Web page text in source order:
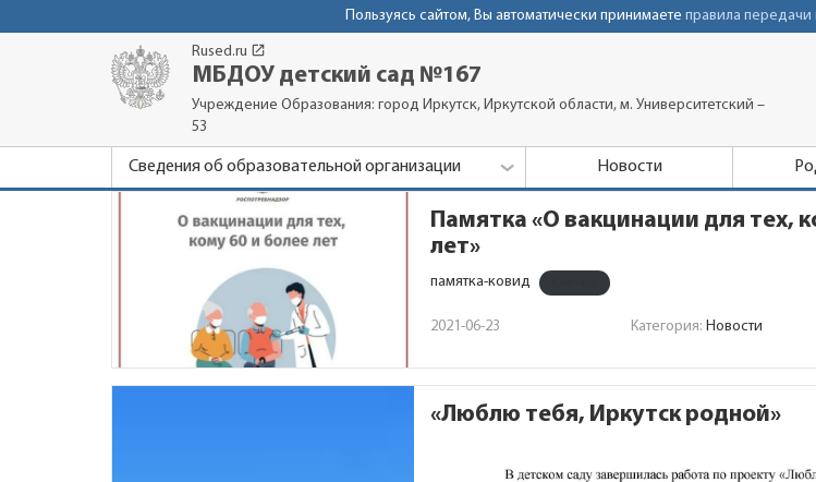
Пользуясь сайтом, Вы автоматически принимаете правила передачи
Rused.ru launch
МБДОУ детский сад №167
Учреждение Образования: город Иркутск, Иркутской области, м. Университетский –
53
Сведения об образовательной организации Новости
Памятка «О вакцинации для тех,
лет»
памятка-ковид
2021-06-23 Категория:Новости
«Люблю тебя, Иркутск родной»